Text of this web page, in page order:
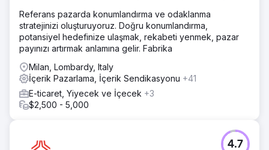
Referans pazarda konumlandırma ve odaklanma
stratejinizi oluşturuyoruz. Doğru konumlandırma,
potansiyel hedefinize ulaşmak, rekabeti yenmek, pazar
payınızı artırmak anlamına gelir. Fabrika
Milan, Lombardy, Italy
İçerik Pazarlama, İçerik Sendikasyonu +41
E-ticaret, Yiyecek ve İçecek +3
$2,500 - 5,000
4.7